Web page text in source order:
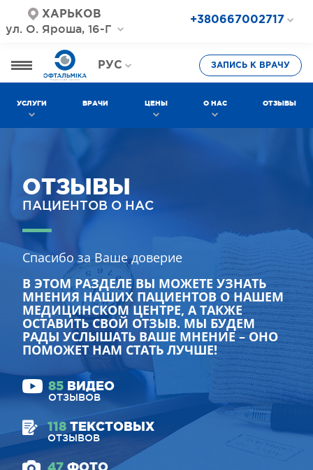
ХАРЬКОВ
ул. О. Яроша, 16-Г
+380667002717
+380577002717
РУС
УКР
ЗАПИСЬ К ВРАЧУ
УСЛУГИ ВРАЧИ ЦЕНЫ О НАС ОТЗЫВЫ
ОТЗЫВЫ
ПАЦИЕНТОВ О НАС
Спасибо за Ваше доверие
В ЭТОМ РАЗДЕЛЕ ВЫ МОЖЕТЕ УЗНАТЬ
МНЕНИЯ НАШИХ ПАЦИЕНТОВ О НАШЕМ
МЕДИЦИНСКОМ ЦЕНТРЕ, А ТАКЖЕ
ОСТАВИТЬ СВОЙ ОТЗЫВ. МЫ БУДЕМ
РАДЫ УСЛЫШАТЬ ВАШЕ МНЕНИЕ – ОНО
ПОМОЖЕТ НАМ СТАТЬ ЛУЧШЕ!
85 ВИДЕО
ОТЗЫВОВ
118 ТЕКСТОВЫХ
ОТЗЫВОВ
47 ФОТО